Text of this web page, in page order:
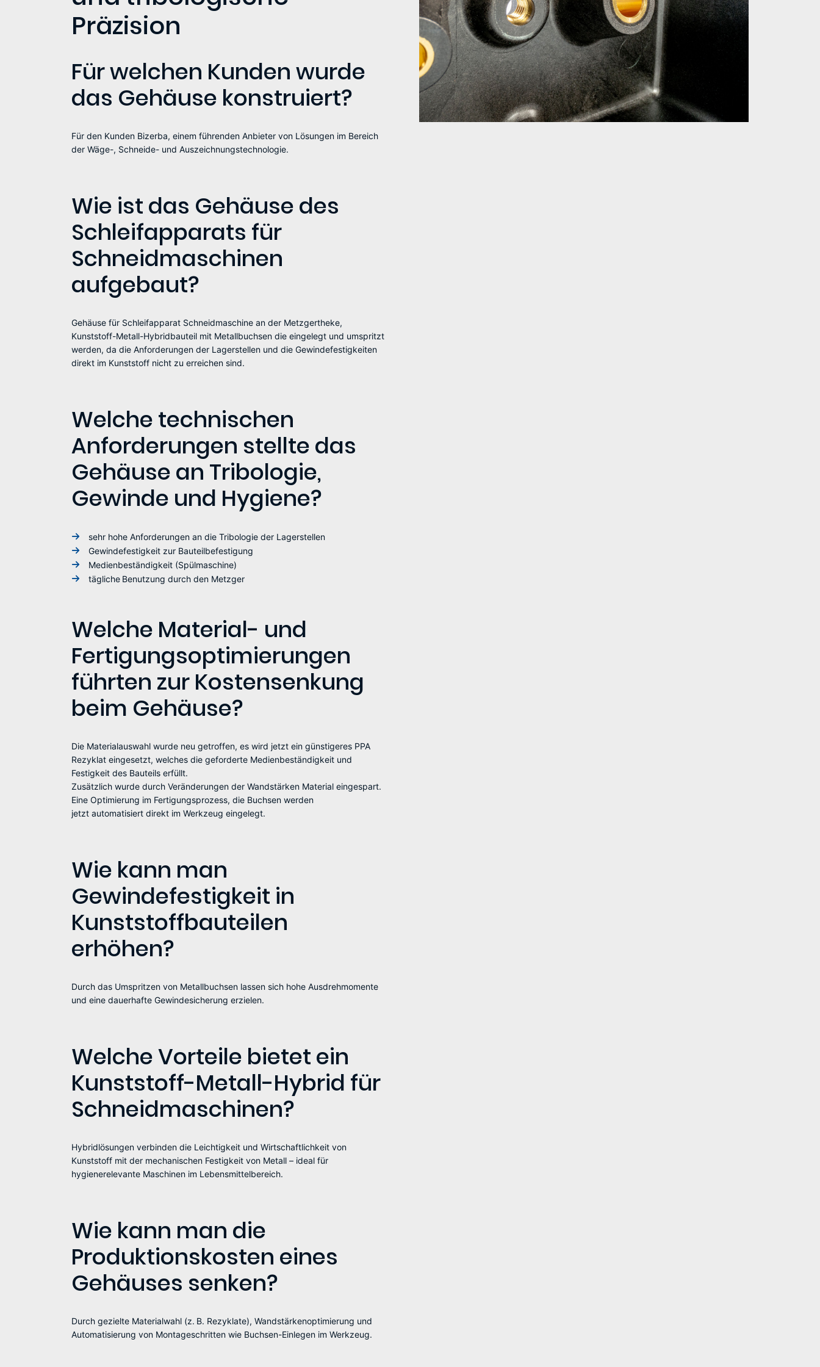
Präzision
Für welchen Kunden wurde
das Gehäuse konstruiert?
Für den Kunden Bizerba, einem führenden Anbieter von Lösungen im Bereich
der Wäge-, Schneide- und Auszeichnungstechnologie.
Wie ist das Gehäuse des
Schleifapparats für
Schneidmaschinen
aufgebaut?
Gehäuse für Schleifapparat Schneidmaschine an der Metzgertheke,
Kunststoff-Metall-Hybridbauteil mit Metallbuchsen die eingelegt und umspritzt
werden, da die Anforderungen der Lagerstellen und die Gewindefestigkeiten
direkt im Kunststoff nicht zu erreichen sind.
Welche technischen
Anforderungen stellte das
Gehäuse an Tribologie,
Gewinde und Hygiene?
sehr hohe Anforderungen an die Tribologie der Lagerstellen
Gewindefestigkeit zur Bauteilbefestigung
Medienbeständigkeit (Spülmaschine)
tägliche Benutzung durch den Metzger
Welche Material- und
Fertigungsoptimierungen
führten zur Kostensenkung
beim Gehäuse?
Die Materialauswahl wurde neu getroffen, es wird jetzt ein günstigeres PPA
Rezyklat eingesetzt, welches die geforderte Medienbeständigkeit und
Festigkeit des Bauteils erfüllt.
Zusätzlich wurde durch Veränderungen der Wandstärken Material eingespart.
Eine Optimierung im Fertigungsprozess, die Buchsen werden
jetzt automatisiert direkt im Werkzeug eingelegt.
Wie kann man
Gewindefestigkeit in
Kunststoffbauteilen
erhöhen?
Durch das Umspritzen von Metallbuchsen lassen sich hohe Ausdrehmomente
und eine dauerhafte Gewindesicherung erzielen.
Welche Vorteile bietet ein
Kunststoff-Metall-Hybrid für
Schneidmaschinen?
Hybridlösungen verbinden die Leichtigkeit und Wirtschaftlichkeit von
Kunststoff mit der mechanischen Festigkeit von Metall – ideal für
hygienerelevante Maschinen im Lebensmittelbereich.
Wie kann man die
Produktionskosten eines
Gehäuses senken?
Durch gezielte Materialwahl (z. B. Rezyklate), Wandstärkenoptimierung und
Automatisierung von Montageschritten wie Buchsen-Einlegen im Werkzeug.